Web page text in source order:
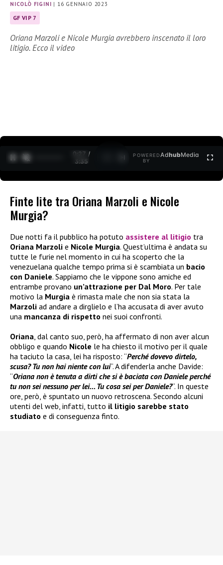
NICOLÒ FIGINI | 16 GENNAIO 2023
GF VIP 7
Oriana Marzoli e Nicole Murgia avrebbero inscenato il loro
litigio. Ecco il video
0:28 /
3:35
POWERED
BY
AdhubMedia
Finte lite tra Oriana Marzoli e Nicole
Murgia?
Due notti fa il pubblico ha potuto assistere al litigio tra
Oriana Marzoli e Nicole Murgia. Quest’ultima è andata su
tutte le furie nel momento in cui ha scoperto che la
venezuelana qualche tempo prima si è scambiata un bacio
con Daniele. Sappiamo che le vippone sono amiche ed
entrambe provano un’attrazione per Dal Moro. Per tale
motivo la Murgia è rimasta male che non sia stata la
Marzoli ad andare a dirglielo e l’ha accusata di aver avuto
una mancanza di rispetto nei suoi confronti.
Oriana, dal canto suo, però, ha affermato di non aver alcun
obbligo e quando Nicole le ha chiesto il motivo per il quale
ha taciuto la casa, lei ha risposto: “Perché dovevo dirtelo,
scusa? Tu non hai niente con lui“. A difenderla anche Davide:
“Oriana non è tenuta a dirti che si è baciata con Daniele perché
tu non sei nessuno per lei… Tu cosa sei per Daniele?“. In queste
ore, però, è spuntato un nuovo retroscena. Secondo alcuni
utenti del web, infatti, tutto il litigio sarebbe stato
studiato e di conseguenza finto.